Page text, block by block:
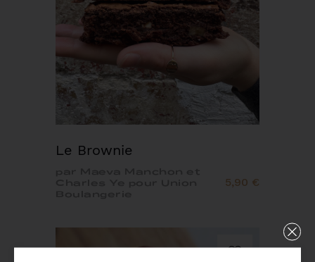
Le Brownie
5,90 €